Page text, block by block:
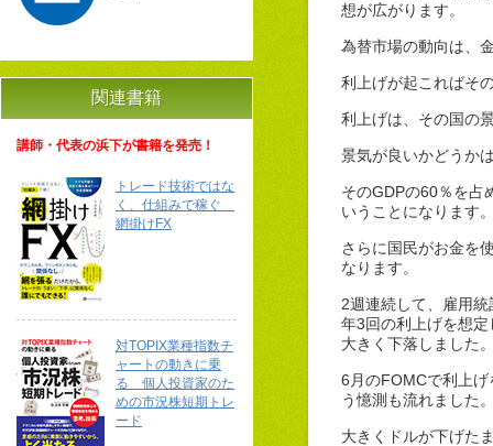
想が広がります。
為替市場の動向は、
利上げが起こればそ
利上げは、その国の
景気が良いかどうか
そのGDPの60％を占
いうことになります
さらに国民がお金を
なります。
2週連続して、雇用
年3回の利上げを想
大きく下落しました
6月のFOMCで利上
う憶測も流れました
大きくドルが下げた
関連書籍
講師・代表の浜下が書籍を発売！
トレード技術ではな
く、仕組みで稼ぐ
網掛けFX
対TOPIX業種指数チ
ャートの動きに乗
る 個人投資家のた
めの市況株短期トレ
ード